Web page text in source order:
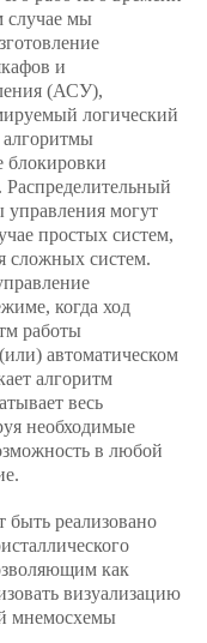
случае мы
и
(АСУ),
логический
блокировки
могут
простых систем,
сложных систем.
когда ход
работы
автоматическом
алгоритм
весь
необходимые
в любой
реализовано
как
визуализацию
мнемосхемы